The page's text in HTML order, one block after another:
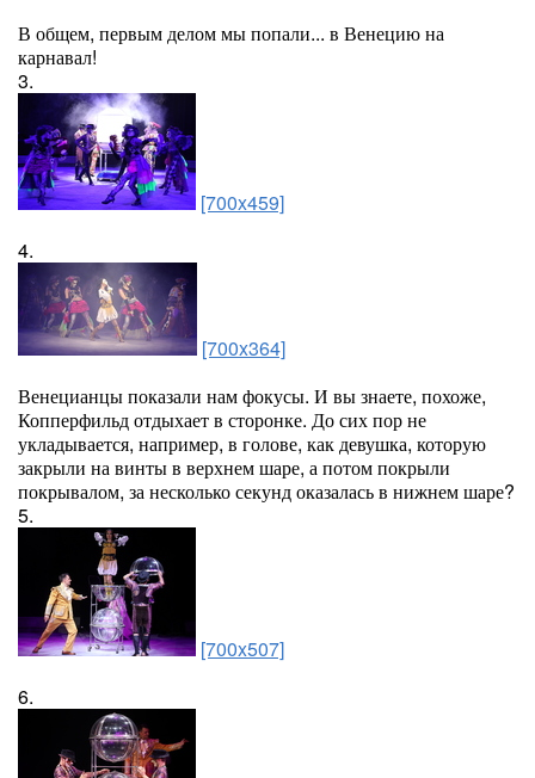
В общем, первым делом мы попали... в Венецию на
карнавал!
3.
[700x459]
4.
[700x364]
Венецианцы показали нам фокусы. И вы знаете, похоже,
Копперфильд отдыхает в сторонке. До сих пор не
укладывается, например, в голове, как девушка, которую
закрыли на винты в верхнем шаре, а потом покрыли
покрывалом, за несколько секунд оказалась в нижнем шаре?
5.
[700x507]
6.